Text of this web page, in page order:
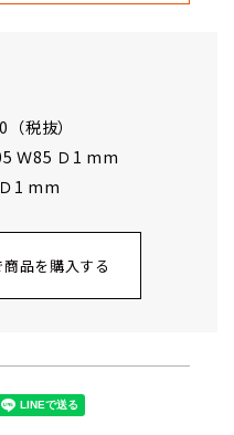
税抜）
Ｗ85 Ｄ1 mm
1 mm
品を購入する